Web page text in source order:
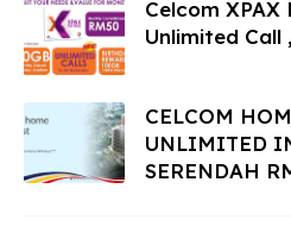
Celcom XPAX
Unlimited Call
CELCOM
UNLIMITED
SERENDAH